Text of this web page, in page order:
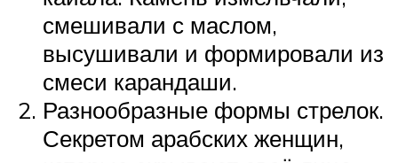
смешивали с маслом,
высушивали и формировали из
смеси карандаши.
Разнообразные формы стрелок.
Секретом арабских женщин,